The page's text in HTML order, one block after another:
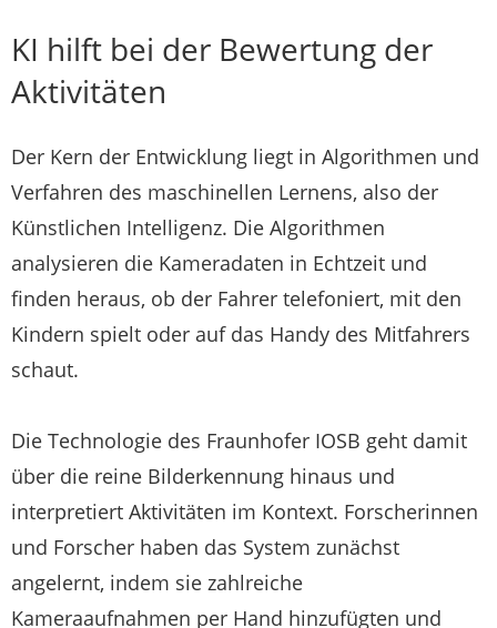
KI hilft bei der Bewertung der
Aktivitäten
Der Kern der Entwicklung liegt in Algorithmen und
Verfahren des maschinellen Lernens, also der
Künstlichen Intelligenz. Die Algorithmen
analysieren die Kameradaten in Echtzeit und
finden heraus, ob der Fahrer telefoniert, mit den
Kindern spielt oder auf das Handy des Mitfahrers
schaut.
Die Technologie des Fraunhofer IOSB geht damit
über die reine Bilderkennung hinaus und
interpretiert Aktivitäten im Kontext. Forscherinnen
und Forscher haben das System zunächst
angelernt, indem sie zahlreiche
Kameraaufnahmen per Hand hinzufügten und